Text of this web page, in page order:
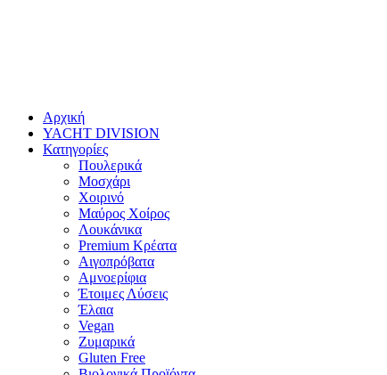
Αρχική
YACHT DIVISION
Κατηγορίες
Πουλερικά
Μοσχάρι
Χοιρινό
Μαύρος Χοίρος
Λουκάνικα
Premium Κρέατα
Αιγοπρόβατα
Αμνοερίφια
Έτοιμες Λύσεις
Έλαια
Vegan
Ζυμαρικά
Gluten Free